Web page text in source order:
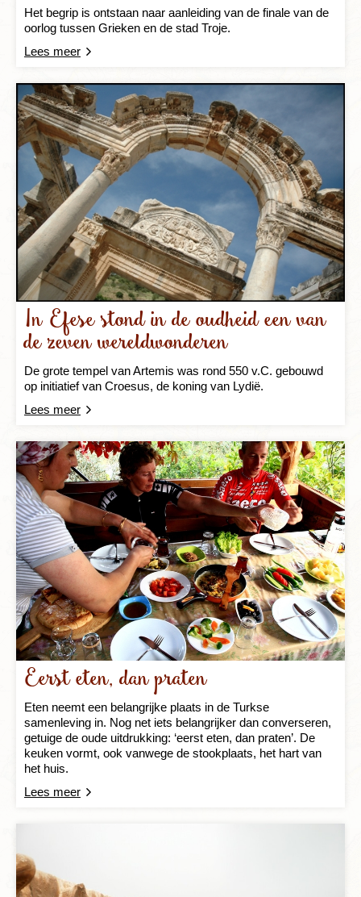
Het begrip is ontstaan naar aanleiding van de finale van de
oorlog tussen Grieken en de stad Troje.
Lees meer
In Efese stond in de oudheid een van
de zeven wereldwonderen
De grote tempel van Artemis was rond 550 v.C. gebouwd
op initiatief van Croesus, de koning van Lydië.
Lees meer
Eerst eten, dan praten
Eten neemt een belangrijke plaats in de Turkse
samenleving in. Nog net iets belangrijker dan converseren,
getuige de oude uitdrukking: ‘eerst eten, dan praten’. De
keuken vormt, ook vanwege de stookplaats, het hart van
het huis.
Lees meer